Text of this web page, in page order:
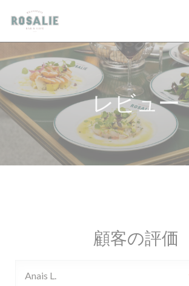
クッキー利用の管理について
レビュー
顧客の評価
Anais L